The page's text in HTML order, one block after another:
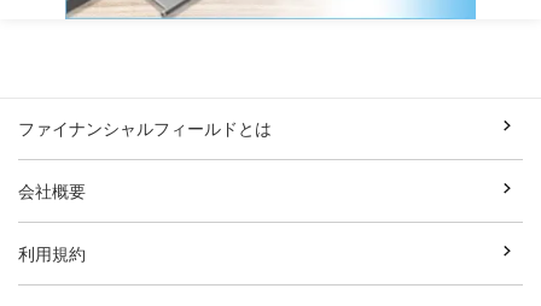
ファイナンシャルフィールドとは
会社概要
利用規約